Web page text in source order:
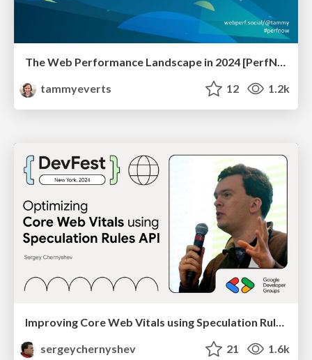
The Web Performance Landscape in 2024 [PerfNow 2024]
tammyeverts
12 1.2k
Improving Core Web Vitals using Speculation Rules API
sergeychernyshev
21 1.6k